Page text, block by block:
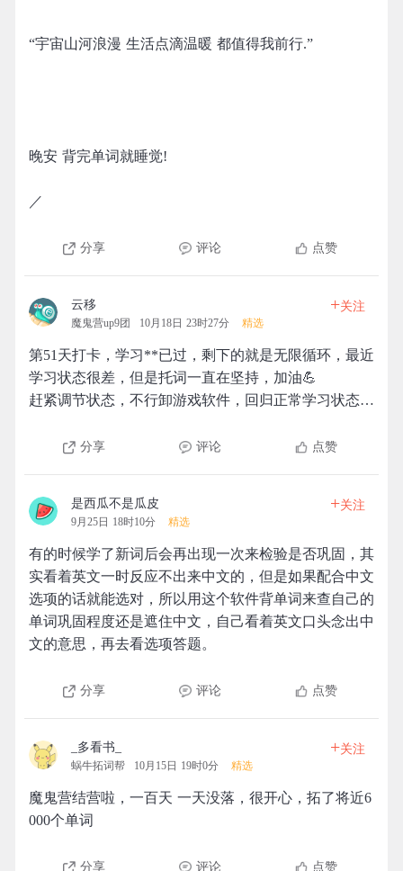
“宇宙山河浪漫 生活点滴温暖 都值得我前行.”
晚安 背完单词就睡觉!
／
分享 评论 点赞
云移
魔鬼营up9团 10月18日 23时27分 精选
+关注
第51天打卡，学习**已过，剩下的就是无限循环，最近
学习状态很差，但是托词一直在坚持，加油💪
赶紧调节状态，不行卸游戏软件，回归正常学习状态…
分享 评论 点赞
是西瓜不是瓜皮
9月25日 18时10分 精选
+关注
有的时候学了新词后会再出现一次来检验是否巩固，其
实看着英文一时反应不出来中文的，但是如果配合中文
选项的话就能选对，所以用这个软件背单词来查自己的
单词巩固程度还是遮住中文，自己看着英文口头念出中
文的意思，再去看选项答题。
分享 评论 点赞
_多看书_
蜗牛拓词帮 10月15日 19时0分 精选
+关注
魔鬼营结营啦，一百天 一天没落，很开心，拓了将近6
000个单词
分享 评论 点赞